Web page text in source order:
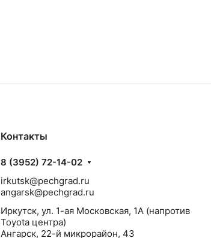
Контакты
8 (3952) 72-14-02
irkutsk@pechgrad.ru
angarsk@pechgrad.ru
Иркутск, ул. 1-ая Московская, 1А (напротив
Toyota центра)
Ангарск, 22-й микрорайон, 43